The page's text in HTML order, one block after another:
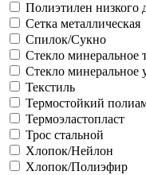
Полиэтилен низкого
Сетка металлическая
Спилок/Сукно
Стекло минеральное
Стекло минеральное
Текстиль
Термостойкий
Термоэластопласт
Трос стальной
Хлопок/Нейлон
Хлопок/Полиэфир